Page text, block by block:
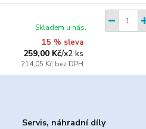
15 % sleva
259,00 Kč/x2 ks
214,05 Kč bez DPH
Skladem u nás.
Servis, náhradní díly